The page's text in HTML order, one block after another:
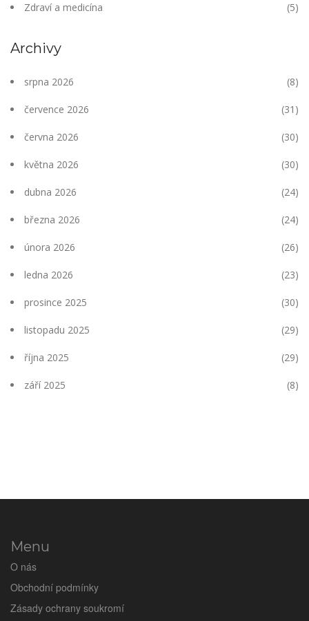
Zdraví a medicína (5)
Archivy
srpna 2026 (8)
července 2026 (31)
června 2026 (30)
května 2026 (30)
dubna 2026 (24)
března 2026 (24)
února 2026 (26)
ledna 2026 (23)
prosince 2025 (30)
listopadu 2025 (29)
října 2025 (29)
září 2025 (8)
Menu
O nás
Obchodní podmínky
Zásady ochrany soukromí